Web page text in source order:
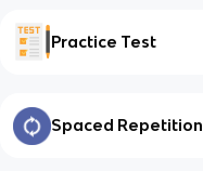
Practice Test
Spaced Repetition